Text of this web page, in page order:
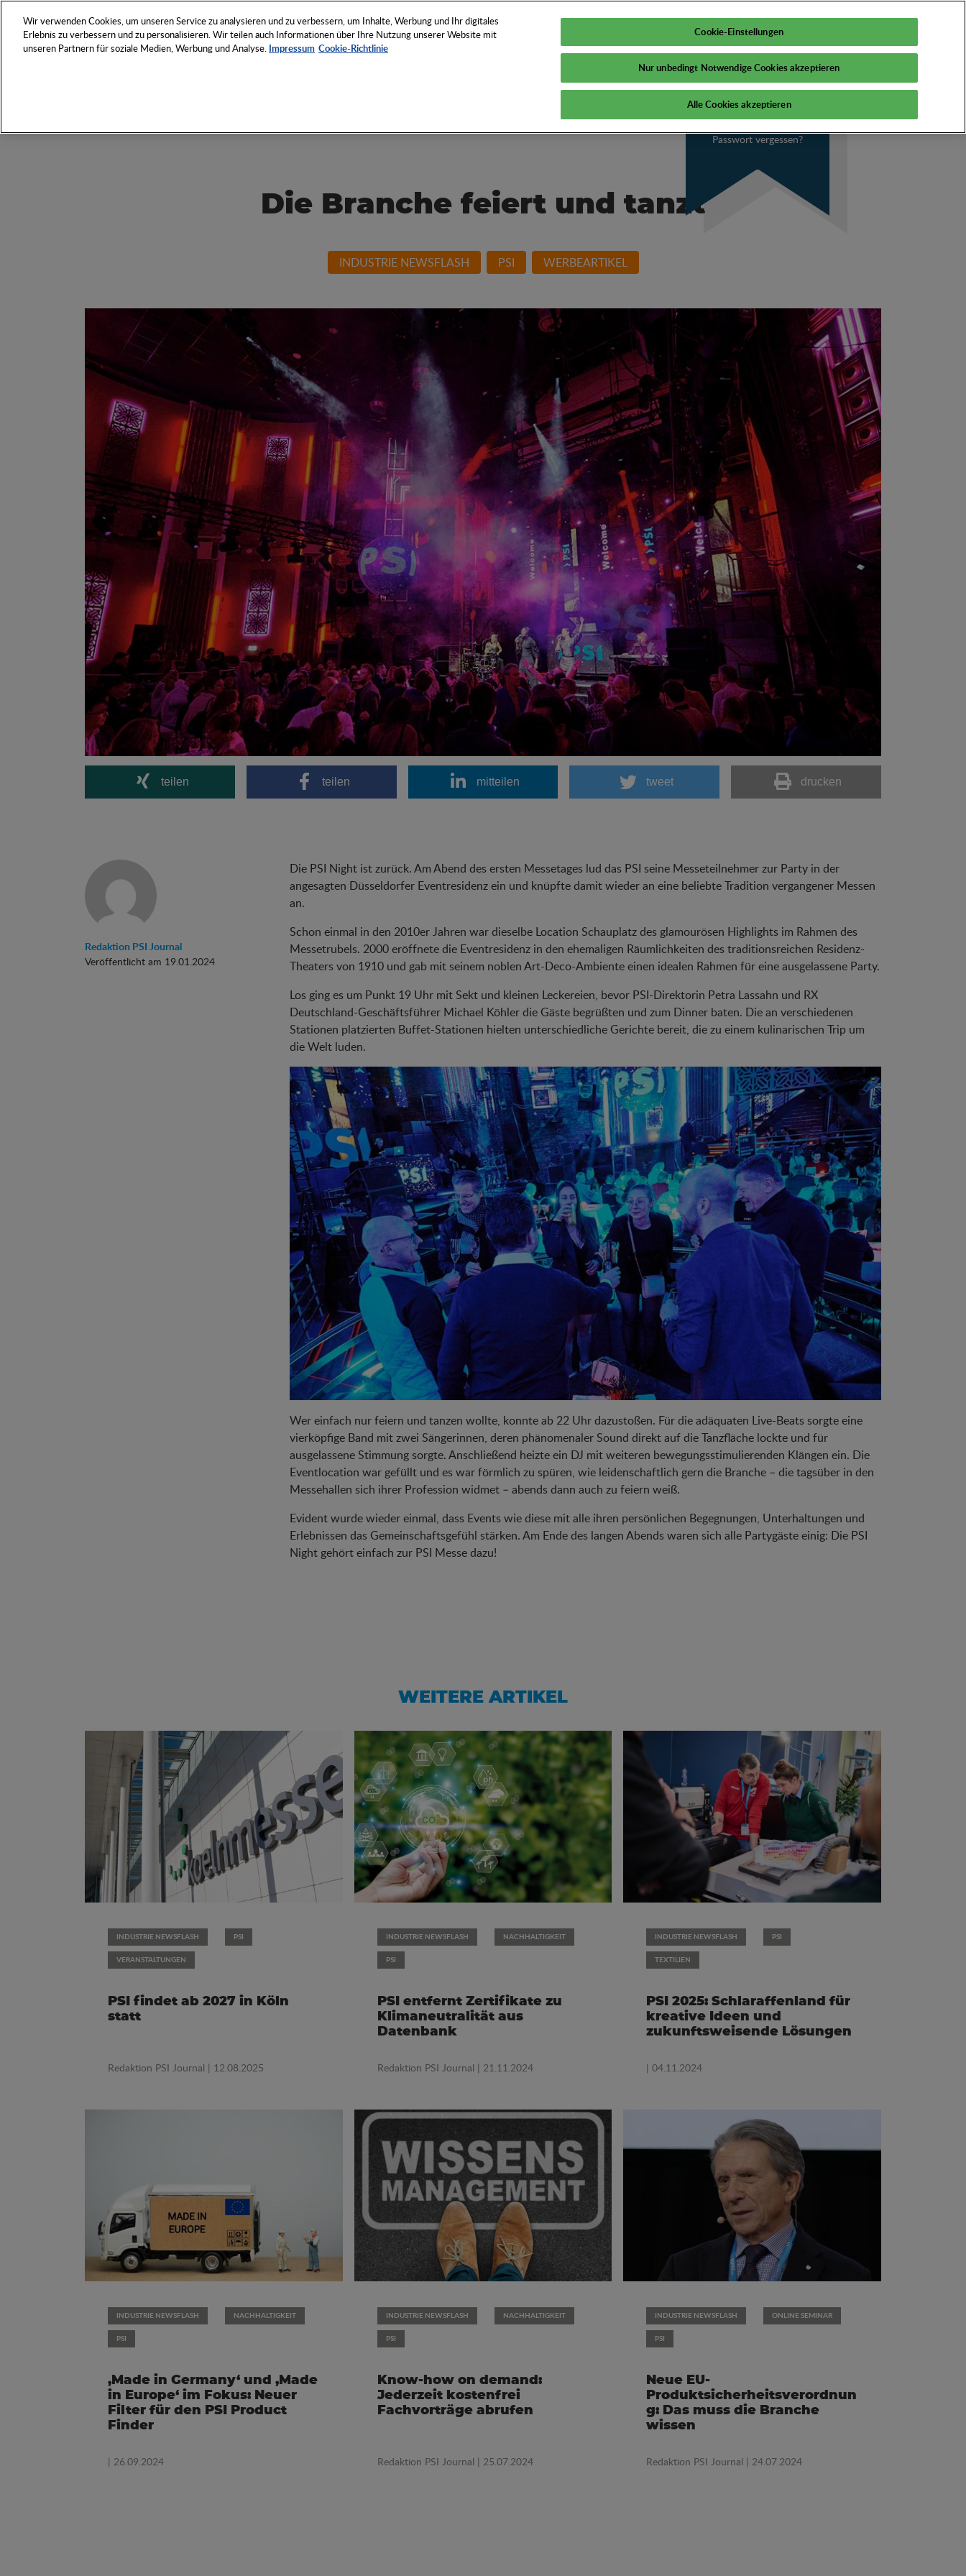
NETZWERK VERANSTALTUNGEN TOOLS NEWS KNOW-HOW FAQS DE
Passwort vergessen?
Mein PSI
Die Branche feiert und tanzt
INDUSTRIE NEWSFLASH PSI WERBEARTIKEL
teilen teilen mitteilen tweet drucken
Redaktion PSI Journal
Veröffentlicht am 19.01.2024
Die PSI Night ist zurück. Am Abend des ersten Messetages lud das PSI seine Messeteilnehmer zur Party in der
angesagten Düsseldorfer Eventresidenz ein und knüpfte damit wieder an eine beliebte Tradition vergangener Messen
an.
Schon einmal in den 2010er Jahren war dieselbe Location Schauplatz des glamourösen Highlights im Rahmen des
Messetrubels. 2000 eröffnete die Eventresidenz in den ehemaligen Räumlichkeiten des traditionsreichen Residenz-
Theaters von 1910 und gab mit seinem noblen Art-Deco-Ambiente einen idealen Rahmen für eine ausgelassene Party.
Los ging es um Punkt 19 Uhr mit Sekt und kleinen Leckereien, bevor PSI-Direktorin Petra Lassahn und RX
Deutschland-Geschäftsführer Michael Köhler die Gäste begrüßten und zum Dinner baten. Die an verschiedenen
Stationen platzierten Buffet-Stationen hielten unterschiedliche Gerichte bereit, die zu einem kulinarischen Trip um
die Welt luden.
Wer einfach nur feiern und tanzen wollte, konnte ab 22 Uhr dazustoßen. Für die adäquaten Live-Beats sorgte eine
vierköpfige Band mit zwei Sängerinnen, deren phänomenaler Sound direkt auf die Tanzfläche lockte und für
ausgelassene Stimmung sorgte. Anschließend heizte ein DJ mit weiteren bewegungsstimulierenden Klängen ein. Die
Eventlocation war gefüllt und es war förmlich zu spüren, wie leidenschaftlich gern die Branche – die tagsüber in den
Messehallen sich ihrer Profession widmet – abends dann auch zu feiern weiß.
Evident wurde wieder einmal, dass Events wie diese mit alle ihren persönlichen Begegnungen, Unterhaltungen und
Erlebnissen das Gemeinschaftsgefühl stärken. Am Ende des langen Abends waren sich alle Partygäste einig: Die PSI
Night gehört einfach zur PSI Messe dazu!
WEITERE ARTIKEL
INDUSTRIE NEWSFLASH PSI
VERANSTALTUNGEN
PSI findet ab 2027 in Köln
statt
Redaktion PSI Journal | 12.08.2025
INDUSTRIE NEWSFLASH NACHHALTIGKEIT
PSI
PSI entfernt Zertifikate zu
Klimaneutralität aus
Datenbank
Redaktion PSI Journal | 21.11.2024
INDUSTRIE NEWSFLASH PSI
TEXTILIEN
PSI 2025: Schlaraffenland für
kreative Ideen und
zukunftsweisende Lösungen
| 04.11.2024
INDUSTRIE NEWSFLASH NACHHALTIGKEIT
PSI
‚Made in Germany‘ und ‚Made
in Europe‘ im Fokus: Neuer
Filter für den PSI Product
Finder
| 26.09.2024
INDUSTRIE NEWSFLASH NACHHALTIGKEIT
PSI
Know-how on demand:
Jederzeit kostenfrei
Fachvorträge abrufen
Redaktion PSI Journal | 25.07.2024
INDUSTRIE NEWSFLASH ONLINE SEMINAR
PSI
Neue EU-
Produktsicherheitsverordnun
g: Das muss die Branche
wissen
Redaktion PSI Journal | 24.07.2024
Wir verwenden Cookies, um unseren Service zu analysieren und zu verbessern, um Inhalte, Werbung und Ihr digitales
Erlebnis zu verbessern und zu personalisieren. Wir teilen auch Informationen über Ihre Nutzung unserer Website mit
unseren Partnern für soziale Medien, Werbung und Analyse. Impressum Cookie-Richtlinie
Cookie-Einstellungen
Nur unbedingt Notwendige Cookies akzeptieren
Alle Cookies akzeptieren